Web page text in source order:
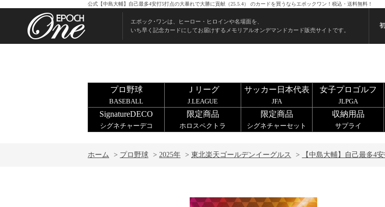
公式【中島大輔】自己最多4安打5打点の大暴れで大勝に貢献（25.5.4） のカードを買うならエポックワン！税込・送料無料！
エポック･ワンは、ヒーロー・ヒロインや名場面を、
いち早く記念カードにしてお届けするメモリアルオンデマンドカード販売サイトです。
プロ野球
BASEBALL
Ｊリーグ
J.LEAGUE
サッカー日本代表
JFA
女子プロゴルフ
JLPGA
SignatureDECO
シグネチャーデコ
限定商品
ホロスペクトラ
限定商品
シグネチャーセット
収納用品
サプライ
ホーム > プロ野球 > 2025年 > 東北楽天ゴールデンイーグルス > 【中島大輔】自己最多4